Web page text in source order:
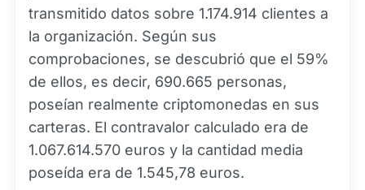
transmitido datos sobre 1.174.914 clientes a
la organización. Según sus
comprobaciones, se descubrió que el 59%
de ellos, es decir, 690.665 personas,
poseían realmente criptomonedas en sus
carteras. El contravalor calculado era de
1.067.614.570 euros y la cantidad media
poseída era de 1.545,78 euros.